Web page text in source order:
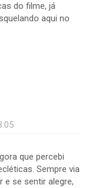
do filme, já
aqui no
que percebi
Sempre via
e se sentir alegre,